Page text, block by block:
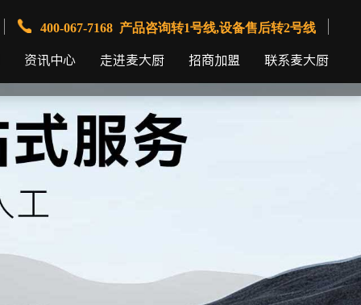
400-067-7168 产品咨询转1号线,设备售后转2号线
资讯中心 走进麦大厨 招商加盟 联系麦大厨